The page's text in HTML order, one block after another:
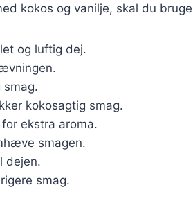
kokos og vanilje, skal du
og luftig dej.
smag.
kokosagtig smag.
ekstra aroma.
smagen.
dejen.
smag.